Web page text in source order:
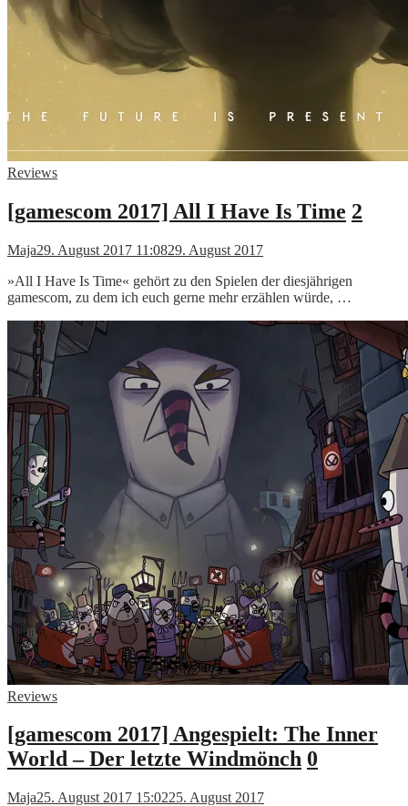
Reviews
[gamescom 2017] All I Have Is Time 2
Maja29. August 2017 11:0829. August 2017
»All I Have Is Time« gehört zu den Spielen der diesjährigen
gamescom, zu dem ich euch gerne mehr erzählen würde, …
Reviews
[gamescom 2017] Angespielt: The Inner
World – Der letzte Windmönch 0
Maja25. August 2017 15:0225. August 2017